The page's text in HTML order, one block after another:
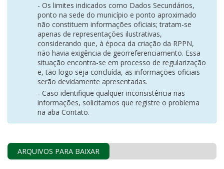
- Os limites indicados como Dados Secundários,
ponto na sede do município e ponto aproximado
não constituem informações oficiais; tratam-se
apenas de representações ilustrativas,
considerando que, à época da criação da RPPN,
não havia exigência de georreferenciamento. Essa
situação encontra-se em processo de regularização
e, tão logo seja concluída, as informações oficiais
serão devidamente apresentadas.
- Caso identifique qualquer inconsistência nas
informações, solicitamos que registre o problema
na aba Contato.
ARQUIVOS PARA BAIXAR